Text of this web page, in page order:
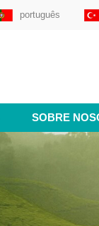
português
SOBRE